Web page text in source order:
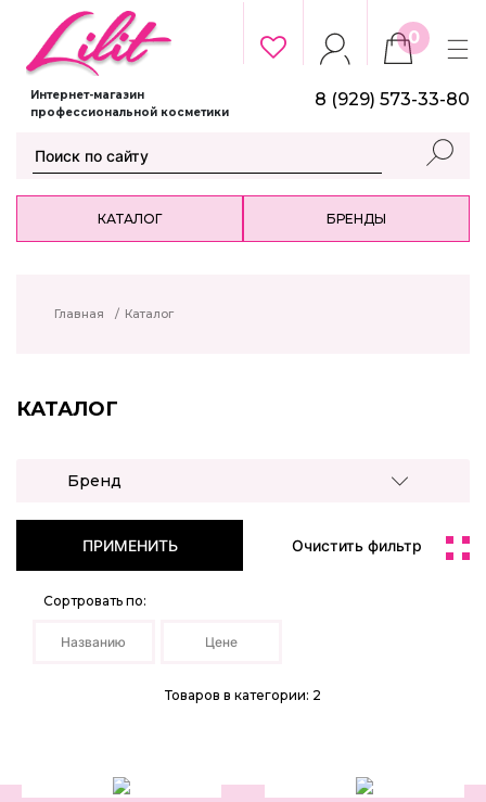
Интернет-магазин
профессиональной косметики
0
8 (929) 573-33-80
КАТАЛОГ БРЕНДЫ
Главная / Каталог
КАТАЛОГ
Бренд
ПРИМЕНИТЬ Очистить фильтр
Сортровать по:
Названию Цене
Товаров в категории: 2